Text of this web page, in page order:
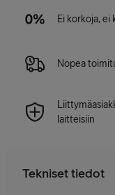
Ei korkoja, ei
Nopea
laitteisiin
Tekniset tiedot